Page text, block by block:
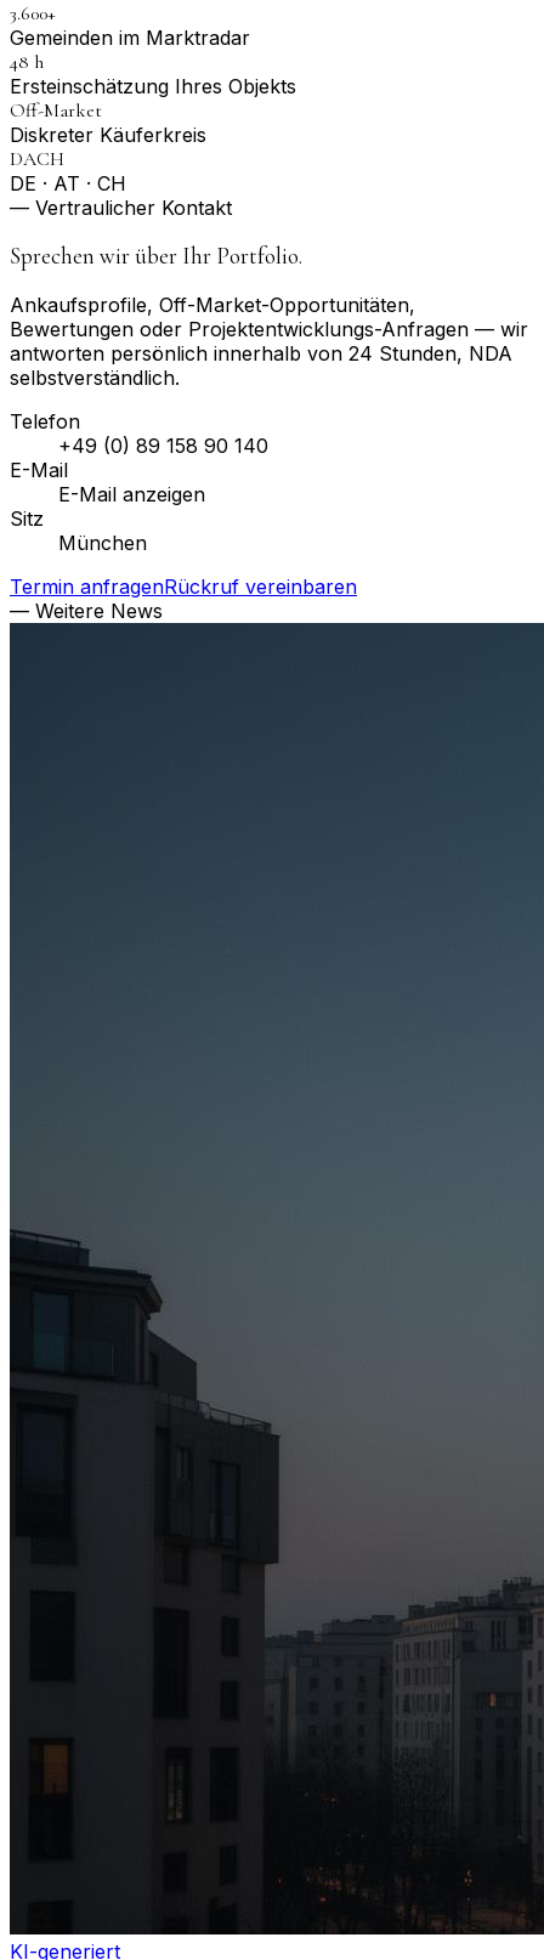
3.600+
Gemeinden im Marktradar
48 h
Erst­einschätzung Ihres Objekts
Off-Market
Diskreter Käuferkreis
DACH
DE · AT · CH
— Vertraulicher Kontakt
Sprechen wir über Ihr Portfolio.
Ankaufsprofile, Off-Market-Opportunitäten,
Bewertungen oder Projektentwicklungs-Anfragen — wir
antworten persönlich innerhalb von 24 Stunden, NDA
selbstverständlich.
Telefon
+49 (0) 89 158 90 140
E-Mail
E-Mail anzeigen
Sitz
München
Termin anfragenRückruf vereinbaren
— Weitere News
KI-generiert